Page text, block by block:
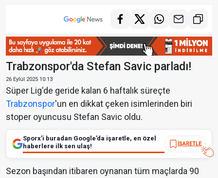
Trabzonspor'da Stefan Savic parladı!
26 Eylül 2025 10:13
Süper Lig'de geride kalan 6 haftalık süreçte
Trabzonspor'un en dikkat çeken isimlerinden biri
stoper oyuncusu Stefan Savic oldu.
Sporx’i buradan Google’da işaretle, en özel
haberlere ilk sen ulaş!
İŞARETLE
Sezon başından itibaren oynanan tüm maçlarda 90